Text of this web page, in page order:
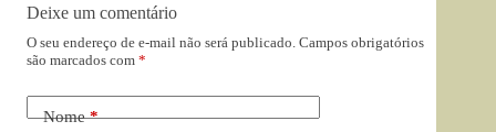
Deixe um comentário
O seu endereço de e-mail não será publicado. Campos obrigatórios
são marcados com *
Nome*